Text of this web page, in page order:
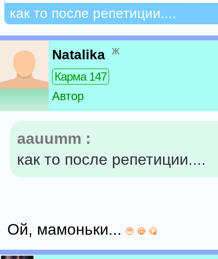
как то после репетиции....
Natalika ж
Карма 147
Автор
aauumm :
как то после репетиции....
Ой, мамоньки...